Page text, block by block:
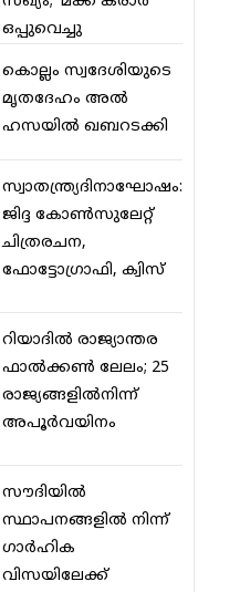
ഒപ്പുവെച്ചു
കൊല്ലം സ്വദേശിയുടെ
മൃതദേഹം അല്‍
ഹസയില്‍ ഖബറടക്കി
സ്വാതന്ത്ര്യദിനാഘോഷം:
ജിദ്ദ കോണ്‍സുലേറ്റ്
ചിത്രരചന,
ഫോട്ടോഗ്രാഫി, ക്വിസ്
റിയാദില്‍ രാജ്യാന്തര
ഫാല്‍ക്കണ്‍ ലേലം; 25
രാജ്യങ്ങളില്‍നിന്ന്
അപൂര്‍വയിനം
സൗദിയില്‍
സ്ഥാപനങ്ങളില്‍ നിന്ന്
ഗാര്‍ഹിക
വിസയിലേക്ക്